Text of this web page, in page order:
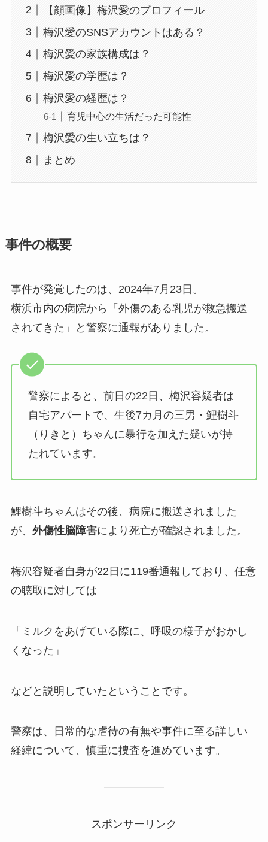
【顔画像】梅沢愛のプロフィール
梅沢愛のSNSアカウントはある？
梅沢愛の家族構成は？
梅沢愛の学歴は？
梅沢愛の経歴は？
育児中心の生活だった可能性
梅沢愛の生い立ちは？
まとめ
事件の概要
事件が発覚したのは、2024年7月23日。
横浜市内の病院から「外傷のある乳児が救急搬送
されてきた」と警察に通報がありました。
警察によると、前日の22日、梅沢容疑者は
自宅アパートで、生後7カ月の三男・鯉樹斗
（りきと）ちゃんに暴行を加えた疑いが持
たれています。
鯉樹斗ちゃんはその後、病院に搬送されました
が、 外傷性脳障害により死亡が確認されました。
梅沢容疑者自身が22日に119番通報しており、任意
の聴取に対しては
「ミルクをあげている際に、呼吸の様子がおかし
くなった」
などと説明していたということです。
警察は、日常的な虐待の有無や事件に至る詳しい
経緯について、慎重に捜査を進めています。
スポンサーリンク